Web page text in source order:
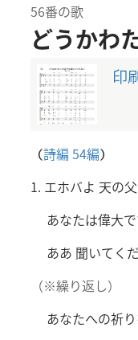
56番の歌
どうかわ
印
（詩編 54編）
1. エホバよ 天の父
あなたは偉大
ああ 聞いてく
（※繰り返し）
あなたへの祈